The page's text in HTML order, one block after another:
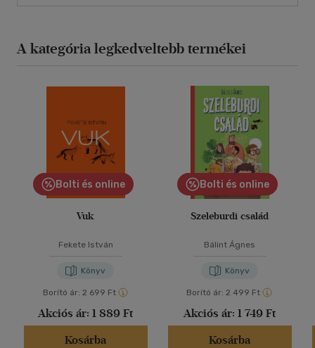
A kategória legkedveltebb termékei
Bolti és online
Vuk
Fekete István
Könyv
Borító ár: 2 699 Ft
Akciós ár: 1 889 Ft
Kosárba
Bolti és online
Szeleburdi család
Bálint Ágnes
Könyv
Borító ár: 2 499 Ft
Akciós ár: 1 749 Ft
Kosárba